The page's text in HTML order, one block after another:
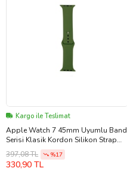
Kargo ile Teslimat
Apple Watch 7 45mm Uyumlu Band
Serisi Klasik Kordon Silikon Strap
Kayış (Kamuflaj)
397,08 TL %17
330,90 TL